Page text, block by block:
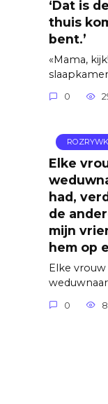
‘Dat is
thuis
bent.’
«Mama,
slaapkamer
0
Elke
had,
de
mijn
hem op
Elke
0